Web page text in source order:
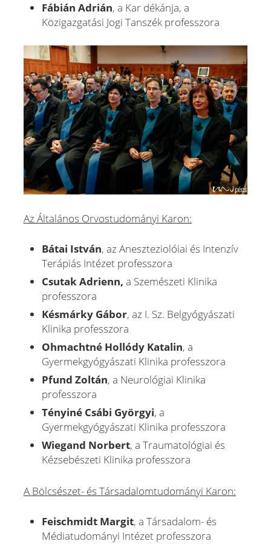
Fábián Adrián, a Kar dékánja, a
Közigazgatási Jogi Tanszék professzora
Az Általános Orvostudományi Karon:
Bátai István, az Aneszteziolóiai és Intenzív
Terápiás Intézet professzora
Csutak Adrienn, a Szemészeti Klinika
professzora
Késmárky Gábor, az I. Sz. Belgyógyászati
Klinika professzora
Ohmachtné Hollódy Katalin, a
Gyermekgyógyászati Klinika professzora
Pfund Zoltán, a Neurológiai Klinika
professzora
Tényiné Csábi Györgyi, a
Gyermekgyógyászati Klinika professzora
Wiegand Norbert, a Traumatológiai és
Kézsebészeti Klinika professzora
A Bölcsészet- és Társadalomtudományi Karon:
Feischmidt Margit, a Társadalom- és
Médiatudományi Intézet professzora